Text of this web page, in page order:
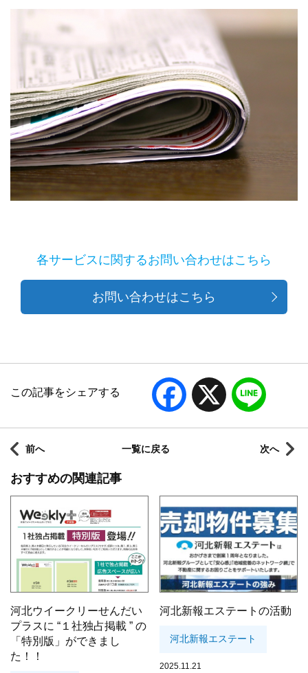
各サービスに関するお問い合わせはこちら
お問い合わせはこちら
この記事をシェアする
Facebook
一覧に戻る
前へ 次へ
おすすめの関連記事
河北ウイークリーせんだい
プラスに “１社独占掲載 ” の
「特別版」ができまし
た！！
河北新報エステートの活動
河北新報エステート
2025.11.21